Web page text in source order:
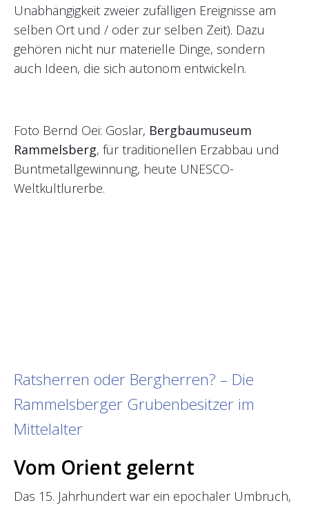
Unabhängigkeit zweier zufälligen Ereignisse am
selben Ort und / oder zur selben Zeit). Dazu
gehören nicht nur materielle Dinge, sondern
auch Ideen, die sich autonom entwickeln.
Foto Bernd Oei: Goslar, Bergbaumuseum
Rammelsberg, für traditionellen Erzabbau und
Buntmetallgewinnung, heute UNESCO-
Weltkultlurerbe.
Ratsherren oder Bergherren? – Die
Rammelsberger Grubenbesitzer im
Mittelalter
Vom Orient gelernt
Das 15. Jahrhundert war ein epochaler Umbruch,